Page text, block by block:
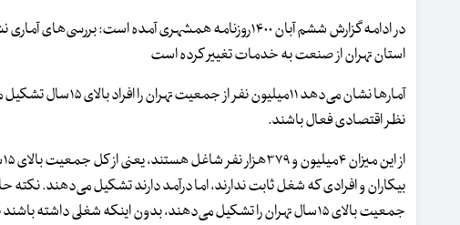
در ادامه گزارش ششم آبان ۱۴۰۰روزنامه همشهری آمده است:
استان تهران از صنعت به خدمات تغییر کرده است
آمارها نشان می‌دهد ۱۱میلیون نفر
نظر اقتصادی فعال باشند.
جمعیت بالای ۱۵سال تهران را تشکیل می‌دهند، بدون اینکه شغلی